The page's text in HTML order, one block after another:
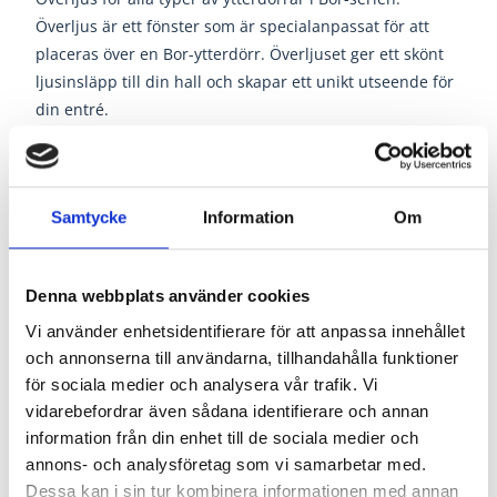
Samtycke Information Om
Denna webbplats använder cookies
Vi använder enhetsidentifierare för att anpassa innehållet
och annonserna till användarna, tillhandahålla funktioner
för sociala medier och analysera vår trafik. Vi
vidarebefordrar även sådana identifierare och annan
information från din enhet till de sociala medier och
annons- och analysföretag som vi samarbetar med.
Dessa kan i sin tur kombinera informationen med annan
Överljus är ett fönster som är specialanpassat för att
placeras över en Bor-ytterdörr. Överljuset ger ett skönt
ljusinsläpp till din hall och skapar ett unikt utseende för
din entré.
Glastyp: Klart glassitter som standard på alla glasade
ytterdörrar
Modulmått(BxH) anges i decimeter (dm) & avser
bredden/höjden på "hålet" där enheten kommer att
placeras.
Karmytterbreddenpå en Nordan Bor ytterdörr